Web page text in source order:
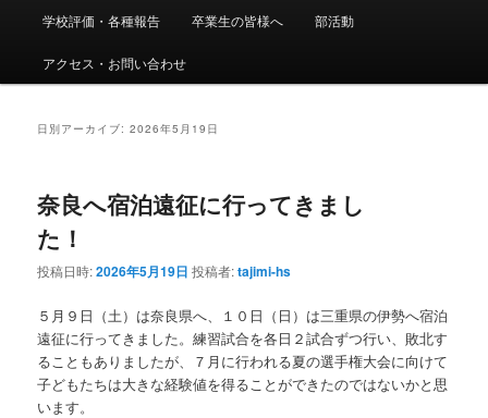
ン
ン
ン
ツ
へ
移
動
コ
テ
ツ
へ
移
動
学校評価・各種報告 卒業生の皆様へ 部活動
アクセス・お問い合わせ
日別アーカイブ:2026年5月19日
奈良へ宿泊遠征に行ってきまし
た！
投稿日時:2026年5月19日 投稿者:tajimi-hs
５月９日（土）は奈良県へ、１０日（日）は三重県の伊勢へ宿泊
遠征に行ってきました。練習試合を各日２試合ずつ行い、敗北す
ることもありましたが、７月に行われる夏の選手権大会に向けて
子どもたちは大きな経験値を得ることができたのではないかと思
います。